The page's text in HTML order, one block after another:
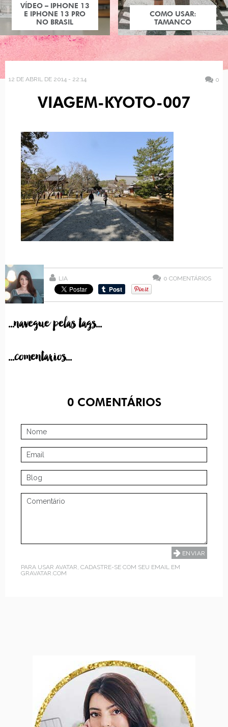
VÍDEO – IPHONE 13
E IPHONE 13 PRO
NO BRASIL
COMO USAR:
TAMANCO
12 DE ABRIL DE 2014 - 22:14 0
VIAGEM-KYOTO-007
LIA 0 COMENTÁRIOS
...navegue pelas tags...
...comentarios...
0COMENTÁRIOS
PARA USAR AVATAR, CADASTRE-SE COM SEU EMAIL EM
GRAVATAR.COM